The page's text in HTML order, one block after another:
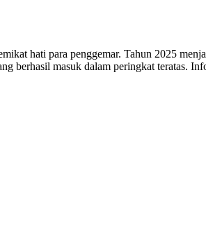
hati para penggemar. Tahun 2025
berhasil masuk dalam peringkat teratas.